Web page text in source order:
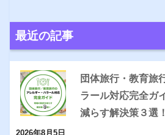
最近の記事
団体旅行・教育旅
ラール対応完全ガ
減らす解決策３選！
2026年8月5日